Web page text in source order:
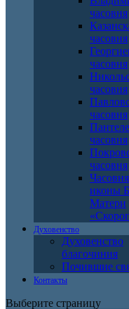
часовня
часовня
часовня
часовня
часовня
часовня
часовня
иконы
Матери
Духовенство
Духовенство
благочиния
Почившие
Контакты
Выберите страницу